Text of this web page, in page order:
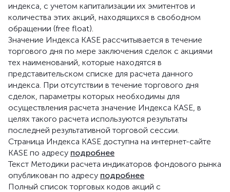
индекса, с учетом капитализации их эмитентов и
количества этих акций, находящихся в свободном
обращении (free float).
Значение Индекса KASE рассчитывается в течение
торгового дня по мере заключения сделок с акциями
тех наименований, которые находятся в
представительском списке для расчета данного
индекса. При отсутствии в течение торгового дня
сделок, параметры которых необходимы для
осуществления расчета значение Индекса KASE, в
целях такого расчета используются результаты
последней результативной торговой сессии.
Страница Индекса KASE доступна на интернет-сайте
KASE по адресу подробнее
Текст Методики расчета индикаторов фондового рынка
опубликован по адресу подробнее
Полный список торговых кодов акций с